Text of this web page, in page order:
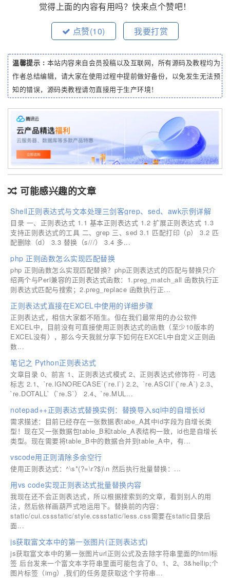
觉得上面的内容有用吗？快来点个赞吧！
点赞(10) 我要打赏
温馨提示 : 本站内容来自会员投稿以及互联网，所有源码及教程均为
作者总结编辑，请大家在使用过程中提前做好备份，以免发生无法预
知的错误，源码类教程请勿直接用于生产环境！
可能感兴趣的文章
Shell正则表达式与文本处理三剑客grep、sed、awk示例详解
目录 一、正则表达式 1.1 基本正则表达式 1.2 扩展正则表达式 1.3
支持正则表达式的工具 二、grep 三、sed 3.1 匹配打印（p） 3.2 匹
配删除（d） 3.3 替换（s///） 3.4 多...
php 正则函数怎么实现匹配替换
php 正则函数怎么实现匹配替换？php正则表达式的匹配与替换只介
绍两个与Perl兼容的正则表达式函数：1.preg_match_all 函数执行正
则表达式匹配与搜索；2.preg_replace 函数执行正...
正则表达式直接在EXCEL中使用的详细步骤
正则表达式，相信大家都不陌生。但在我们最常用的办公软件
EXCEL中，目前没有可直接使用正则表达式的函数（至少10版本的
EXCEL没有），那么今天我就分享下如何在EXCEL中自定义正则函
数...
笔记之 Python正则表达式
文章目录 0、前言 1、正则表达式模式 2、正则表达式修饰符 - 可选
标志 2.1、`re.IGNORECASE`(`re.I`) 2.2、`re.ASCII`(`re.A`) 2.3、
`re.DOTALL`（`re.S`） 2.4、`re.MUL...
notepad++正则表达式替换实例：替换导入sql中的自增长id
需求描述：目前已经存在一张数据表tabe_A其中id字段为自增长类
型！现在又一张数据包table_B和table_A表结构一致，id也是自增长
类型。现在需要将table_B中的数据合并到table_A中，有...
vscode用正则清除多余空行
使用正则表达式：^\s*(?=\r?$)\n ​​​​然后执行批量替换：...
用vs code实现正则表达式批量替换内容
我现在还不会正则表达式，所以根据搜索到的文章，看到别人的用
法，然后依样画葫芦式地运用下。替换前的内容：
static/cui.cssstatic/style.cssstatic/less.css需要在static目录后
面...
js获取富文本中的第一张图片(正则表达式)
js获取富文本中的第一张图片url正则公式及去除字符串里面的html标
签 后台发来一个富文本字符串里面可能包含了0、1、2、3&hellip;个
图片标签（img）,我们的任务是获取这个字符串...